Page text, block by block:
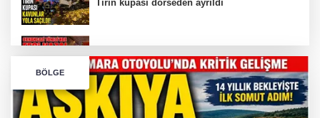
Tırın kupası dorseden ayrıldı
Bursa’da Orhangazi Tüneli’nde feci kaza:
İHRACAT REKORU VAR, PEKİ EMEĞİN
BÖLGE